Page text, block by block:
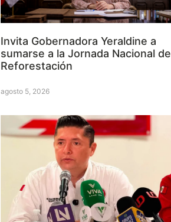
Invita Gobernadora Yeraldine a
sumarse a la Jornada Nacional de
Reforestación
agosto 5, 2026